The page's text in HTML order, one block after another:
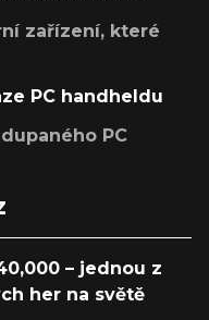
zařízení, které
PC handheldu
PC
– jednou z
her na světě